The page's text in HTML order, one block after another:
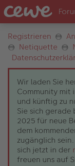
Registrieren
Netiquette
Wir laden Sie
Community mit
und künftig zu
Sie sich
2025 für neue
dem
zugänglich
sich jetzt in der
freuen uns auf